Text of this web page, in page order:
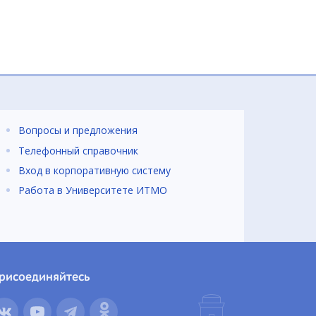
Вопросы и предложения
Телефонный справочник
Вход в корпоративную систему
Работа в Университете ИТМО